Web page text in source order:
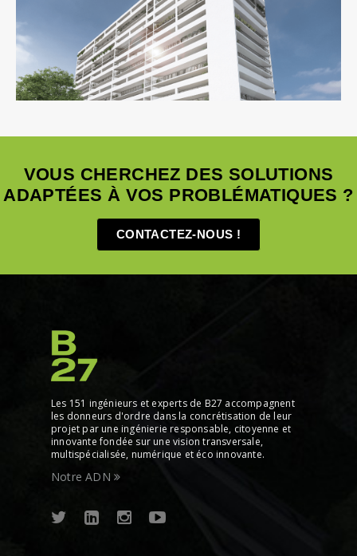
Économie De La Construction Ingenierie TCE Logement
Pilotage D'opération / MOEX
Thermique
VOUS CHERCHEZ DES SOLUTIONS
ADAPTÉES À VOS PROBLÉMATIQUES ?
CONTACTEZ-NOUS !
Les 151 ingénieurs et experts de B27 accompagnent
les donneurs d'ordre dans la concrétisation de leur
projet par une ingénierie responsable, citoyenne et
innovante fondée sur une vision transversale,
multispécialisée, numérique et éco innovante.
Notre ADN